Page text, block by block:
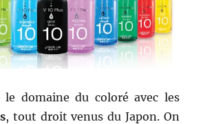
le domaine du coloré avec les
, tout droit venus du Japon. On